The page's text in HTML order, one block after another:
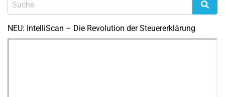
NEU: IntelliScan – Die Revolution der Steuererklärung